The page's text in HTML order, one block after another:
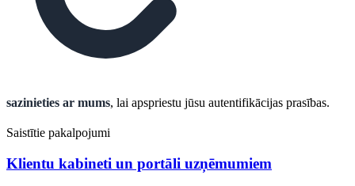
sazinieties ar mums, lai apspriestu jūsu autentifikācijas prasības.
Saistītie pakalpojumi
Klientu kabineti un portāli uzņēmumiem